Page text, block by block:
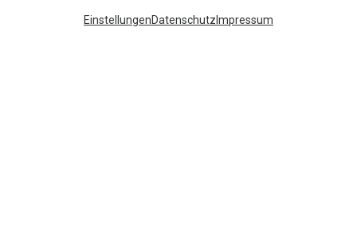
EinstellungenDatenschutz Impressum